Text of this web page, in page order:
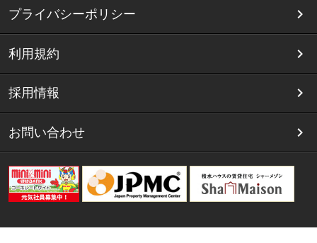
プライバシーポリシー
利用規約
採用情報
お問い合わせ